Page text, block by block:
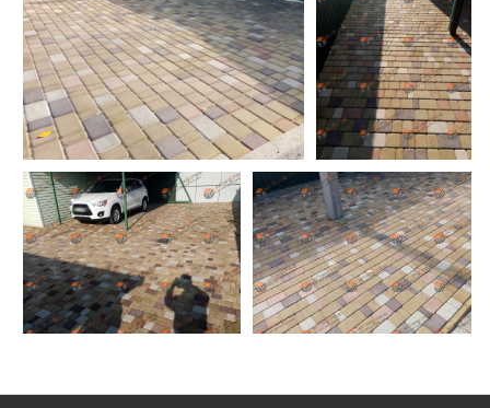
плитка іспользуется вже 2